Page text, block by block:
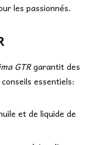
les passionnés.
GTRgarantit des
essentiels:
et de liquide de